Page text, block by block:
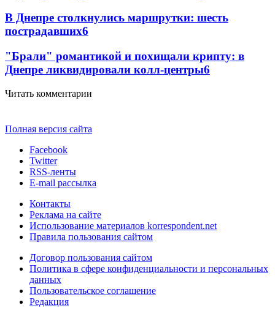
В Днепре столкнулись маршрутки: шесть
пострадавших6
"Брали" романтикой и похищали крипту: в
Днепре ликвидировали колл-центры6
Читать комментарии
Полная версия сайта
Facebook
Twitter
RSS-ленты
E-mail рассылка
Контакты
Реклама на сайте
Использование материалов korrespondent.net
Правила пользования сайтом
Договор пользования сайтом
Политика в сфере конфиденциальности и персональных
данных
Пользовательское соглашение
Редакция